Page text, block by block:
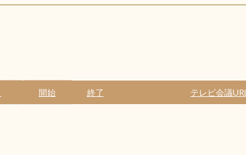
開始 終了 テレビ会議URL